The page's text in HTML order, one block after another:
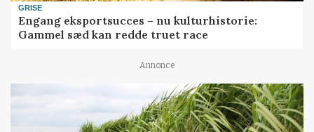
GRISE
Engang eksportsucces – nu kulturhistorie:
Gammel sæd kan redde truet race
Annonce